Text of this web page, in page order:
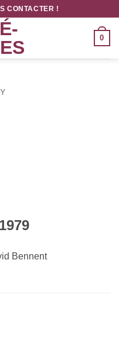
CONTACTER !
0
Bennent